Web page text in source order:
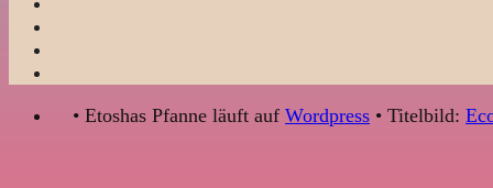
• Etoshas Pfanne läuft auf Wordpress • Titelbild: